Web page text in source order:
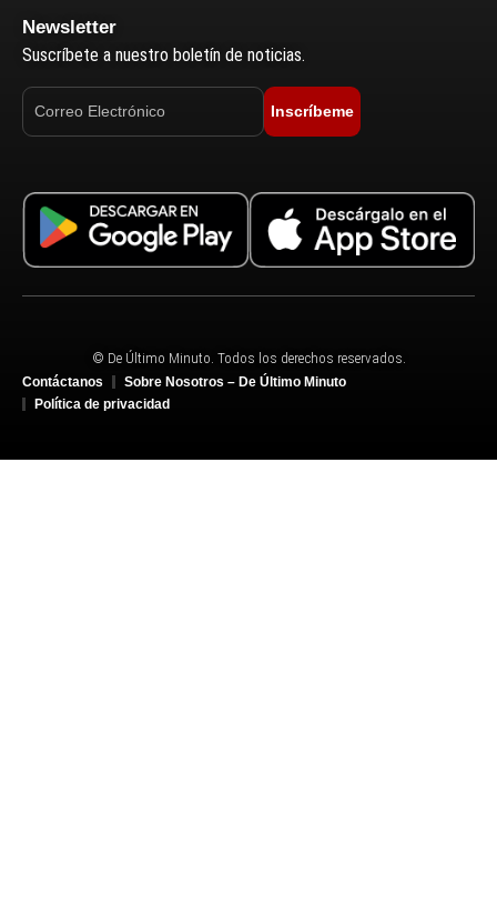
Newsletter
Suscríbete a nuestro boletín de noticias.
Inscríbeme
© De Último Minuto. Todos los derechos reservados.
Contáctanos
Sobre Nosotros – De Último Minuto
Política de privacidad